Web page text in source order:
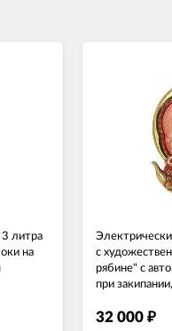
3 литра
на
с
рябине" с
при
32 000 ₽